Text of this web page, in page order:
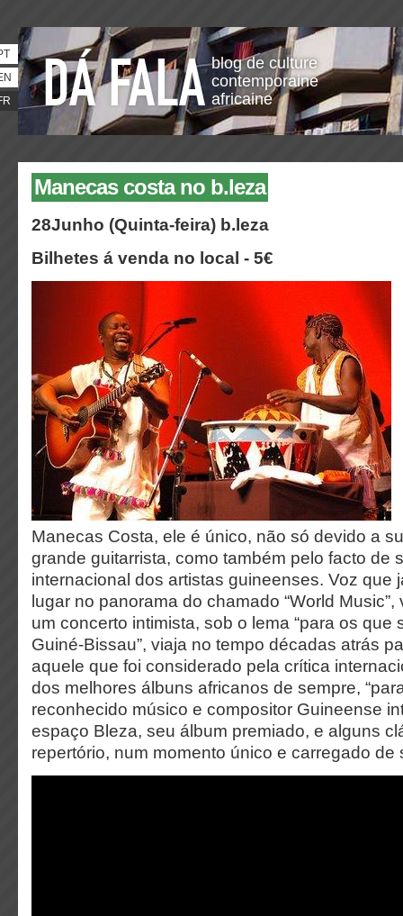
blog de culture
contemporaine
africaine
Manecas costa no b.leza
28Junho (Quinta-feira) b.leza
Bilhetes á venda no local - 5€
Manecas Costa, ele é único, não só devido a
grande guitarrista, como também pelo facto de
internacional dos artistas guineenses. Voz que
lugar no panorama do chamado “World
um concerto intimista, sob o lema “para os que
Guiné-Bissau”, viaja no tempo décadas atrás
aquele que foi considerado pela crítica
dos melhores álbuns africanos de sempre,
reconhecido músico e compositor Guineense
espaço Bleza, seu álbum premiado, e alguns
repertório, num momento único e carregado de